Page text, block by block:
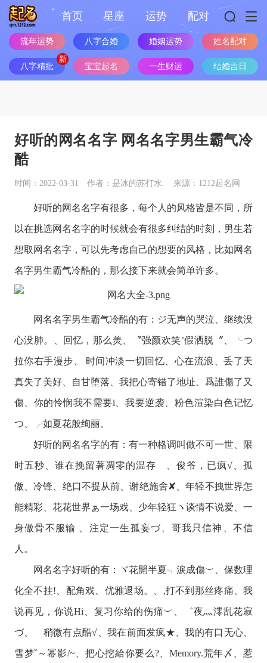
首页 星座 运势 配对
流年运势 八字合婚 婚姻运势 姓名配对
八字精批 宝宝起名 一生财运 结婚吉日
好听的网名名字 网名名字男生霸气冷
酷
时间：2022-03-31 作者：是冰的苏打水. 来源：1212起名网
好听的网名名字有很多，每个人的风格皆是不同，所
以在挑选网名名字的时候就会有很多纠结的时刻，男生若
想取网名名字，可以先考虑自己的想要的风格，比如网名
名字男生霸气冷酷的，那么接下来就会简单许多。
网名名字男生霸气冷酷的有：ジ无声的哭泣、继续没
心没肺。、回忆，那么羙、〝强颜欢笑’假洒脱〞、╰つ
拉你右手漫步、 时间冲淡一切回忆、心在流浪、丢了天
真失了美好、自甘堕落、我把心寄错了地址、爲誰傷了又
傷、你的怜悯我不需要i、我要逆袭、粉色渲染白色记忆
つ、╭如夏花般绚丽。
好听的网名名字的有：有一种格调叫做不可一世、限
时五秒、谁在挽留著凋零的温存ゞ、俊爷，已疯√、孤
傲、冷锋、绝口不提从前、谢绝施舍✘、年轻不拽世界怎
能精彩、花花世界ぁ一场戏、少年轻狂ヽ谈情不说爱、一
身傲骨不服输 、注定一生孤妄づ、哥我只信神、不信
人。
网名名字好听的有：ヾ花開半夏╮淚成傷︶、保数理
化全不挂!、配角戏、优雅退场。、,打不到那丝疼痛、我
说再见，你说Hi、复习你给的伤痛︶、゛夜灬澪乱花寂
づ、 稍微有点酷√、我在前面发疯★、我的有口无心、
雪梦ˇ～幂影/~、把心挖給你要么?、Memory.荒年〆、惹